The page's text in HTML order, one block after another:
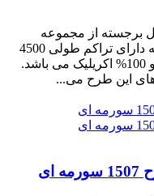
طرح کد 1508 کرم گل برجسته از مجموعه
محصولات 1500 شانه گلبرجسته بوده که دارای تراکم طولی 4500
می باشد. این محصول هشت رنگ بوده و 100% اکریلیک می باشد.
های این طرح می...